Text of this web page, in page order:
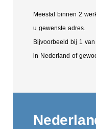
Meestal binnen 2
u gewenste adres.
Bijvoorbeeld bij 1
in Nederland of